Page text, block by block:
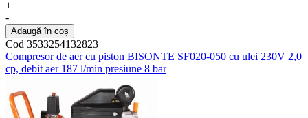
+
-
Adaugă în coș
Cod 3533254132823
Compresor de aer cu piston BISONTE SF020-050 cu ulei 230V 2,0
cp, debit aer 187 l/min presiune 8 bar